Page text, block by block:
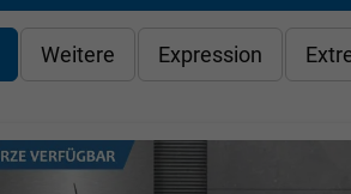
Weitere Expression